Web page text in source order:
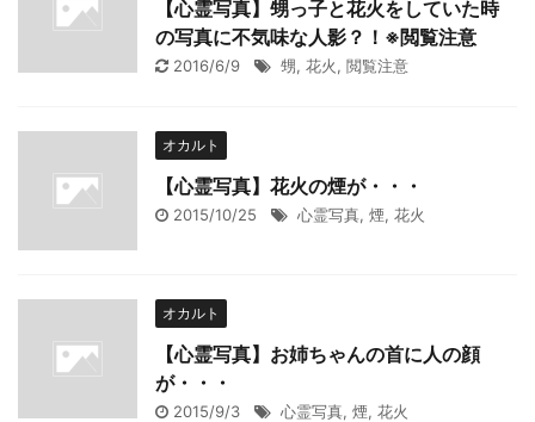
【心霊写真】甥っ子と花火をしていた時
の写真に不気味な人影？！※閲覧注意
2016/6/9 甥, 花火, 閲覧注意
オカルト
【心霊写真】花火の煙が・・・
2015/10/25 心霊写真, 煙, 花火
オカルト
【心霊写真】お姉ちゃんの首に人の顔
が・・・
2015/9/3 心霊写真, 煙, 花火